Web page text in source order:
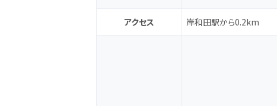
アクセス 岸和田駅から0.2km